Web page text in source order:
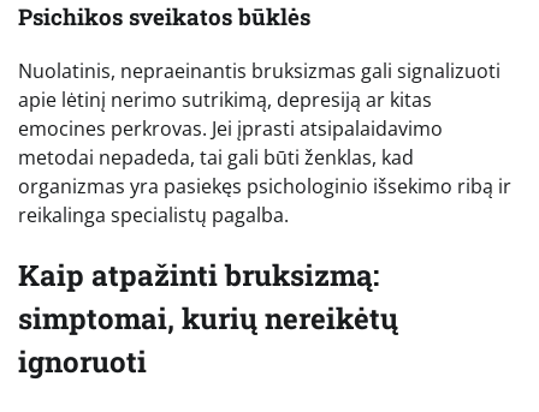
Psichikos sveikatos būklės
Nuolatinis, nepraeinantis bruksizmas gali signalizuoti
apie lėtinį nerimo sutrikimą, depresiją ar kitas
emocines perkrovas. Jei įprasti atsipalaidavimo
metodai nepadeda, tai gali būti ženklas, kad
organizmas yra pasiekęs psichologinio išsekimo ribą ir
reikalinga specialistų pagalba.
Kaip atpažinti bruksizmą:
simptomai, kurių nereikėtų
ignoruoti